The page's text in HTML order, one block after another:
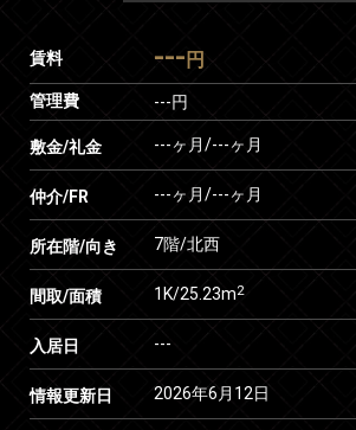
賃料 --- 円
管理費 ---円
敷金/礼金 ---ヶ月/---ヶ月
仲介/FR ---ヶ月/---ヶ月
所在階/向き 7階/北西
間取/面積 1K/25.23m2
入居日 ---
情報更新日 2026年6月12日